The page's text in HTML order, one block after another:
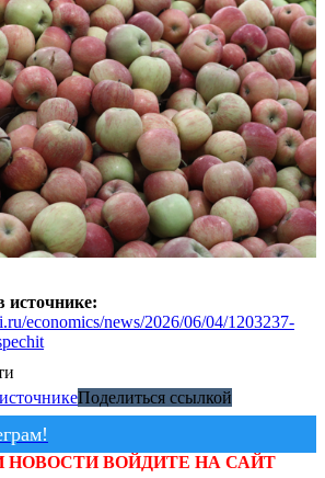
источнике:
economics/news/2026/06/04/1203237-
Поделиться ссылкой
НОВОСТИ ВОЙДИТЕ НА САЙТ